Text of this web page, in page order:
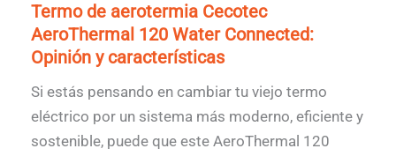
Termo de aerotermia Cecotec
AeroThermal 120 Water Connected:
Opinión y características
Si estás pensando en cambiar tu viejo termo
eléctrico por un sistema más moderno, eficiente y
sostenible, puede que este AeroThermal 120